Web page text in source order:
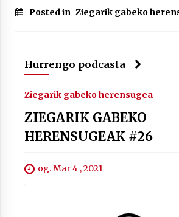
Telebistaren eskutik
Posted in Ziegarik gabeko
Hurrengo podcasta
Ziegarik gabeko herensugea
ZIEGARIK GABEKO
HERENSUGEAK #26
og. Mar 4 , 2021